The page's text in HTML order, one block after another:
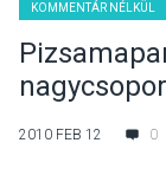
KOMMENTÁR NÉLKÜL
2010 FEB 12 0